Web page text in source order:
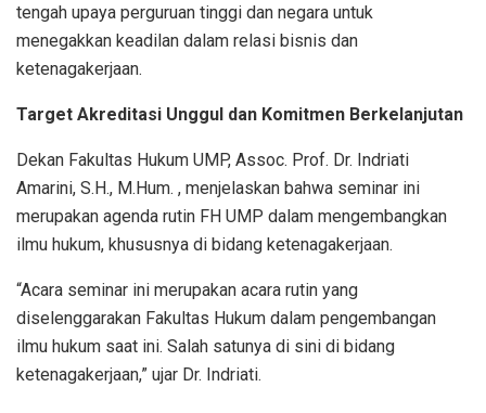
tengah upaya perguruan tinggi dan negara untuk
menegakkan keadilan dalam relasi bisnis dan
ketenagakerjaan.
Target Akreditasi Unggul dan Komitmen Berkelanjutan
Dekan Fakultas Hukum UMP, Assoc. Prof. Dr. Indriati
Amarini, S.H., M.Hum. , menjelaskan bahwa seminar ini
merupakan agenda rutin FH UMP dalam mengembangkan
ilmu hukum, khususnya di bidang ketenagakerjaan.
“Acara seminar ini merupakan acara rutin yang
diselenggarakan Fakultas Hukum dalam pengembangan
ilmu hukum saat ini. Salah satunya di sini di bidang
ketenagakerjaan,” ujar Dr. Indriati.